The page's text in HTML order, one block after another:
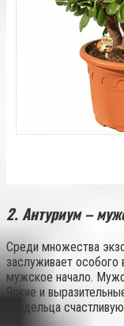
2. Антуриум –
Среди множества
заслуживает особого
мужское начало.
Яркие и
владельца